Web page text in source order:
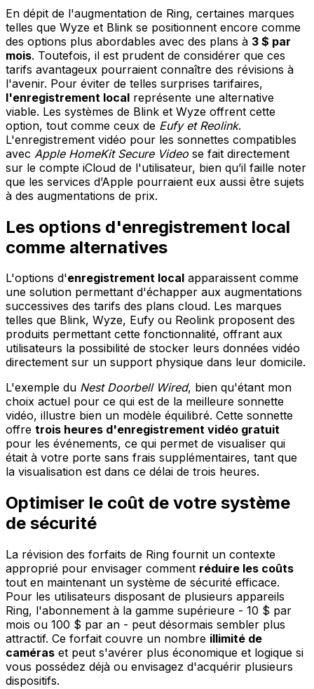
En dépit de l'augmentation de Ring, certaines marques
telles que Wyze et Blink se positionnent encore comme
des options plus abordables avec des plans à 3 $ par
mois. Toutefois, il est prudent de considérer que ces
tarifs avantageux pourraient connaître des révisions à
l'avenir. Pour éviter de telles surprises tarifaires,
l'enregistrement local représente une alternative
viable. Les systèmes de Blink et Wyze offrent cette
option, tout comme ceux de Eufy et Reolink.
L'enregistrement vidéo pour les sonnettes compatibles
avec Apple HomeKit Secure Video se fait directement
sur le compte iCloud de l'utilisateur, bien qu’il faille noter
que les services d’Apple pourraient eux aussi être sujets
à des augmentations de prix.
Les options d'enregistrement local
comme alternatives
L'options d'enregistrement local apparaissent comme
une solution permettant d'échapper aux augmentations
successives des tarifs des plans cloud. Les marques
telles que Blink, Wyze, Eufy ou Reolink proposent des
produits permettant cette fonctionnalité, offrant aux
utilisateurs la possibilité de stocker leurs données vidéo
directement sur un support physique dans leur domicile.
L'exemple du Nest Doorbell Wired, bien qu'étant mon
choix actuel pour ce qui est de la meilleure sonnette
vidéo, illustre bien un modèle équilibré. Cette sonnette
offre trois heures d'enregistrement vidéo gratuit
pour les événements, ce qui permet de visualiser qui
était à votre porte sans frais supplémentaires, tant que
la visualisation est dans ce délai de trois heures.
Optimiser le coût de votre système
de sécurité
La révision des forfaits de Ring fournit un contexte
approprié pour envisager comment réduire les coûts
tout en maintenant un système de sécurité efficace.
Pour les utilisateurs disposant de plusieurs appareils
Ring, l'abonnement à la gamme supérieure - 10 $ par
mois ou 100 $ par an - peut désormais sembler plus
attractif. Ce forfait couvre un nombre illimité de
caméras et peut s'avérer plus économique et logique si
vous possédez déjà ou envisagez d'acquérir plusieurs
dispositifs.